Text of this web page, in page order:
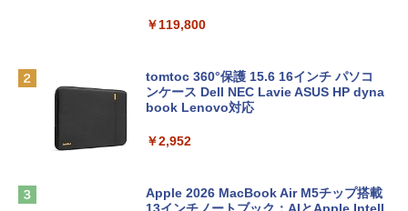
￥119,800
tomtoc 360°保護 15.6 16インチ パソコ
ンケース Dell NEC Lavie ASUS HP dyna
book Lenovo対応
￥2,952
Apple 2026 MacBook Air M5チップ搭載